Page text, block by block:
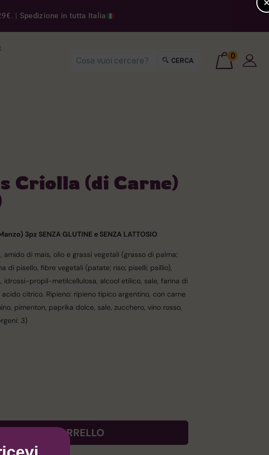
| Spedizione in tutta Italia
CERCA
0
Criolla (di Carne)
3pz SENZA GLUTINE e SENZA LATTOSIO
amido di mais, olio e grassi vegetali (grasso di palma;
di pisello, fibre vegetali (patate; riso; piselli; psillio),
idrossi-propil-metilcellulosa, alcool etilico, sale, farina di
citrico. Ripieno: ripieno tipico argentino, con carne
pimenton, paprika dolce, sale, zucchero, vino rosso,
3)
AL CARRELLO